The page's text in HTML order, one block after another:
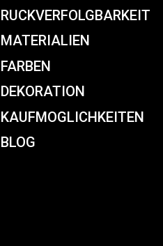
RUCKVERFOLGBARKEIT
MATERIALIEN
FARBEN
DEKORATION
KAUFMOGLICHKEITEN
BLOG